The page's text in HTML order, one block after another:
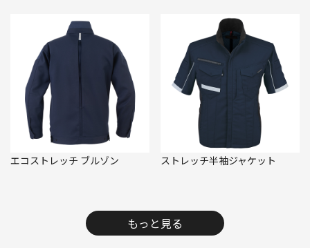
エコストレッチ ブルゾン ストレッチ半袖ジャケット
もっと見る